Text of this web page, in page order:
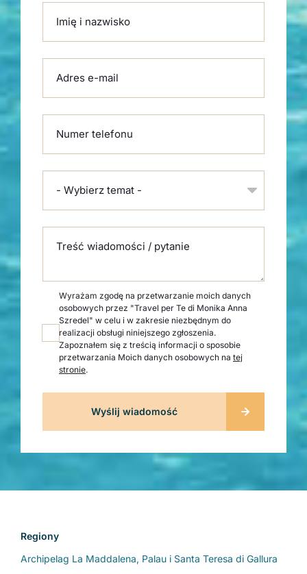
Imię i nazwisko
Adres e-mail
Numer telefonu
- Wybierz temat -
Treść wiadomości / pytanie
Wyrażam zgodę na przetwarzanie moich danych
osobowych przez "Travel per Te di Monika Anna
Szredel" w celu i w zakresie niezbędnym do
realizacji obsługi niniejszego zgłoszenia.
Zapoznałem się z treścią informacji o sposobie
przetwarzania Moich danych osobowych na tej
stronie.
Regiony
Archipelag La Maddalena, Palau i Santa Teresa di Gallura